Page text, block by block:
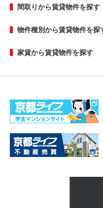
間取りから賃貸物件を探す
物件種別から賃貸物件を探
家賃から賃貸物件を探す